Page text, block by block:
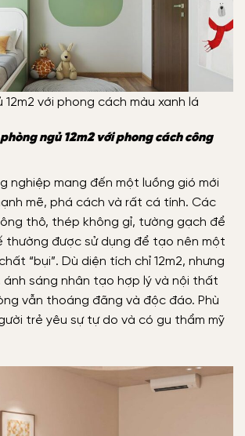
12m2 với phong cách màu xanh lá
ngủ 12m2 với phong cách công
nghiệp mang đến một luồng gió mới
mẽ, phá cách và rất cá tính. Các
thô, thép không gỉ, tường gạch để
thường được sử dụng để tạo nên một
“bụi”. Dù diện tích chỉ 12m2, nhưng
sáng nhân tạo hợp lý và nội thất
vẫn thoáng đãng và độc đáo. Phù
trẻ yêu sự tự do và có gu thẩm mỹ